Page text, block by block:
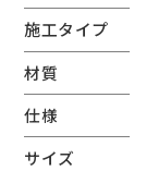
施工タイプ
材質
仕様
サイズ